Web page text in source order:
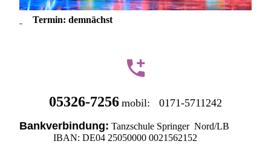
Termin: demnächst
05326-7256 mobil: 0171-5711242
Bankverbindung: Tanzschule Springer Nord/LB
IBAN: DE04 25050000 0021562152